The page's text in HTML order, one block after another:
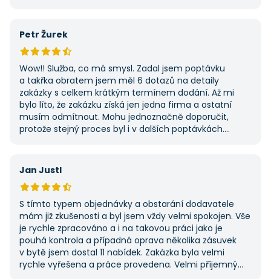
potřebovat další řemeslné práce.
Petr Žurek
Wow!! Služba, co má smysl. Zadal jsem poptávku
a takřka obratem jsem měl 6 dotazů na detaily
zakázky s celkem krátkým termínem dodání. Až mi
bylo líto, že zakázku získá jen jedna firma a ostatní
musím odmítnout. Mohu jednoznačně doporučit,
protože stejný proces byl i v dalších poptávkách.
Jan Justl
S tímto typem objednávky a obstarání dodavatele
mám již zkušenosti a byl jsem vždy velmi spokojen. Vše
je rychle zpracováno a i na takovou práci jako je
pouhá kontrola a případná oprava několika zásuvek
v bytě jsem dostal 11 nabídek. Zakázka byla velmi
rychle vyřešena a práce provedena. Velmi příjemný